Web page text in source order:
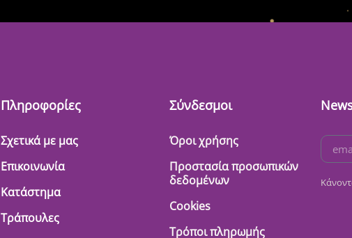
Πληροφορίες
Σχετικά με μας
Επικοινωνία
Κατάστημα
Τράπουλες
Σύνδεσμοι
Όροι χρήσης
Προστασία προσωπικών
δεδομένων
Cookies
Τρόποι πληρωμής